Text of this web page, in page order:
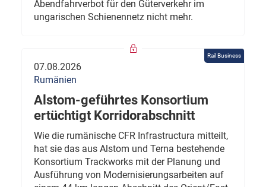
Abendfahrverbot für den Güterverkehr im
ungarischen Schienennetz nicht mehr.
Rail Business
07.08.2026
Rumänien
Alstom-geführtes Konsortium
ertüchtigt Korridorabschnitt
Wie die rumänische CFR Infrastructura mitteilt,
hat sie das aus Alstom und Terna bestehende
Konsortium Trackworks mit der Planung und
Ausführung von Modernisierungsarbeiten auf